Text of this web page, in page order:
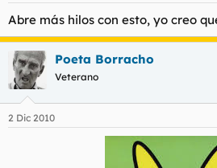
Abre más hilos con esto, yo creo
Poeta Borracho
Veterano
2 Dic 2010